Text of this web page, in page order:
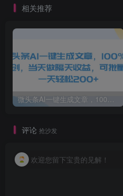
相关推荐
评论 抢沙发
欢迎您留下宝贵的见解！